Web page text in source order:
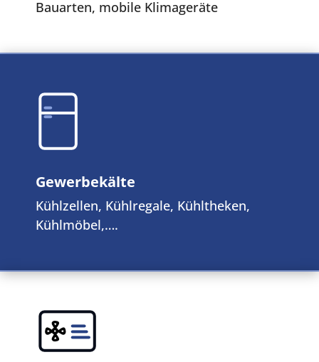
Bauarten, mobile Klimageräte
Gewerbekälte
Kühlzellen, Kühlregale, Kühltheken,
Kühlmöbel,….